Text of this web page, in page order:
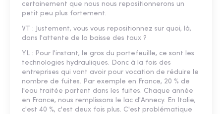
certainement que nous nous repositionnerons un
petit peu plus fortement.
VT : Justement, vous vous repositionnez sur quoi, là,
dans l'attente de la baisse des taux ?
YL : Pour l'instant, le gros du portefeuille, ce sont les
technologies hydrauliques. Donc à la fois des
entreprises qui vont avoir pour vocation de réduire le
nombre de fuites. Par exemple en France, 20 % de
l'eau traitée partent dans les fuites. Chaque année
en France, nous remplissons le lac d'Annecy. En Italie,
c'est 40 %, c'est deux fois plus. C'est problématique